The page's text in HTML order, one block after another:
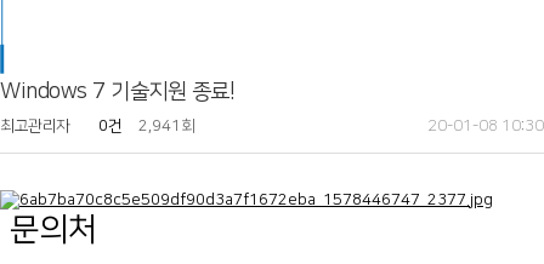
Windows 7 기술지원 종료!
최고관리자 0건 2,941회 20-01-08 10:30
문의처